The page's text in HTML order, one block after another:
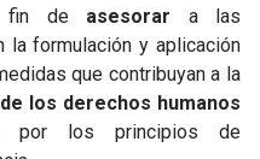
de asesorar a las
la formulación y aplicación
que contribuyan a la
los derechos humanos
por los principios de